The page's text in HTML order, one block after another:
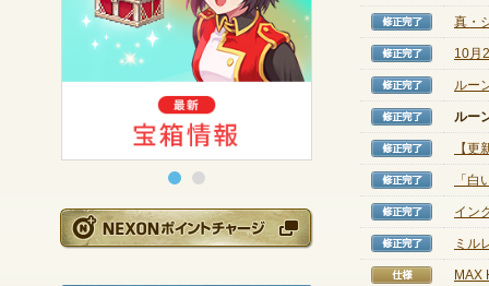
NEXONポイントチ
修正完
真・
修正完
10月
修正完
ルー
修正完
ルー
修正完
【
修正完
「
修正完
イン
修正完
ミル
仕様
MAX